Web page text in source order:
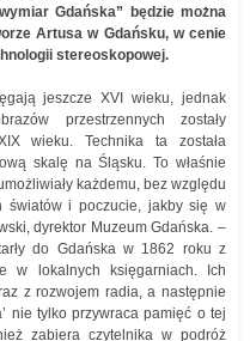
Gdańska” będzie można
Artusa w Gdańsku, w cenie
stereoskopowej.
jeszcze XVI wieku, jednak
przestrzennych zostały
wieku. Technika ta została
skalę na Śląsku. To właśnie
każdemu, bez względu
światów i poczucie, jakby się w
dyrektor Muzeum Gdańska. –
do Gdańska w 1862 roku z
w lokalnych księgarniach. Ich
z rozwojem radia, a następnie
nie tylko przywraca pamięć o tej
zabiera czytelnika w podróż